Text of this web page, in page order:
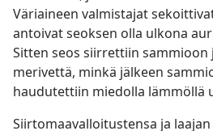
Väriaineen valmistajat
antoivat seoksen olla ulkona
Sitten seos siirrettiin sammioon
merivettä, minkä jälkeen
haudutettiin miedolla lämmöllä
Siirtomaavalloitustensa ja